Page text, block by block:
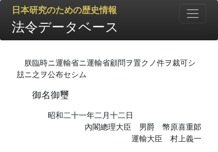
日本研究のための歴史情報
法令データベース
朕臨時ニ運輸省ニ運輸省顧問ヲ置クノ件ヲ裁可シ
玆ニ之ヲ公布セシム
御名御璽
昭和二十一年二月十二日
內閣總理大臣 男爵 幣原喜重郞
運輸大臣 村上義一